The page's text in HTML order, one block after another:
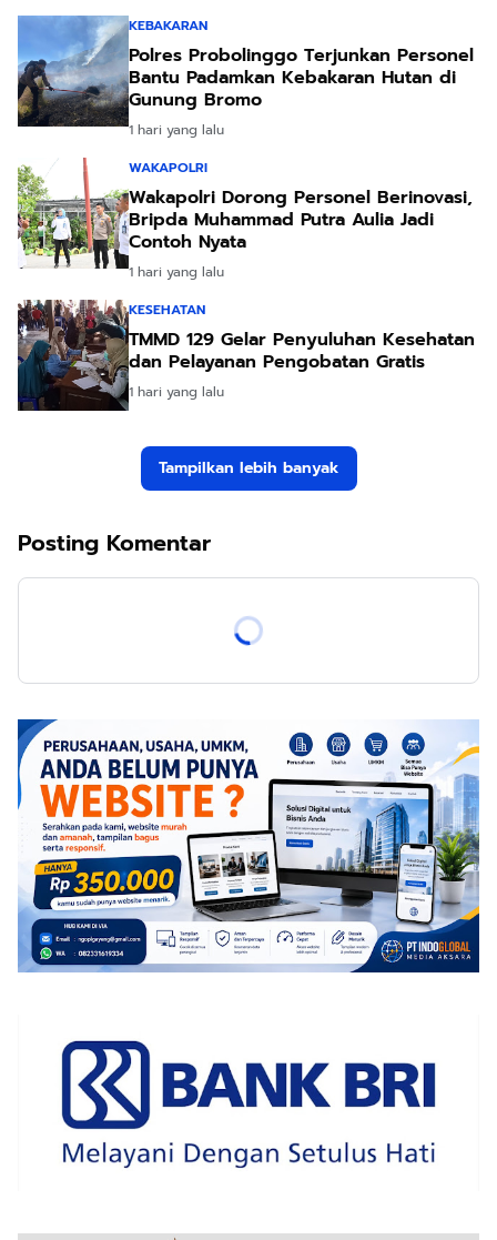
KEBAKARAN
Polres Probolinggo Terjunkan Personel
Bantu Padamkan Kebakaran Hutan di
Gunung Bromo
1 hari yang lalu
WAKAPOLRI
Wakapolri Dorong Personel Berinovasi,
Bripda Muhammad Putra Aulia Jadi
Contoh Nyata
1 hari yang lalu
KESEHATAN
TMMD 129 Gelar Penyuluhan Kesehatan
dan Pelayanan Pengobatan Gratis
1 hari yang lalu
Tampilkan lebih banyak
Posting Komentar